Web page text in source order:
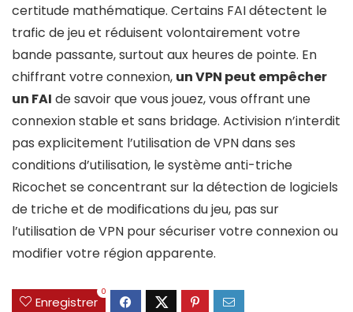
certitude mathématique. Certains FAI détectent le
trafic de jeu et réduisent volontairement votre
bande passante, surtout aux heures de pointe. En
chiffrant votre connexion, un VPN peut empêcher
un FAI de savoir que vous jouez, vous offrant une
connexion stable et sans bridage. Activision n’interdit
pas explicitement l’utilisation de VPN dans ses
conditions d’utilisation, le système anti-triche
Ricochet se concentrant sur la détection de logiciels
de triche et de modifications du jeu, pas sur
l’utilisation de VPN pour sécuriser votre connexion ou
modifier votre région apparente.
Enregistrer
0